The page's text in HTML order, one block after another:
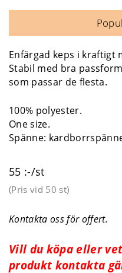
Enfärgad keps i
Stabil med bra
som passar de flesta.
100% polyester.
One size.
Spänne:
55 :-/st
(Pris vid 50 st)
Kontakta oss för offert.
Vill du köpa eller
produkt kontakta